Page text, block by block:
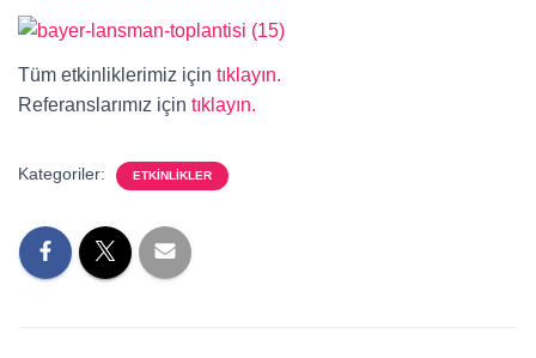
Tüm etkinliklerimiz için tıklayın.
Referanslarımız için tıklayın.
Kategoriler: ETKINLIKLER